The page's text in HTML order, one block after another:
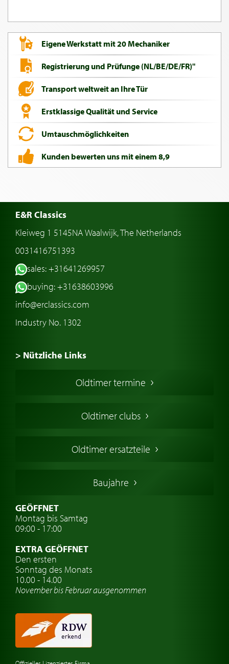
Eigene Werkstatt mit 20 Mechaniker
Registrierung und Prüfunge (NL/BE/DE/FR)"
Transport weltweit an Ihre Tür
Erstklassige Qualität und Service
Umtauschmöglichkeiten
Kunden bewerten uns mit einem 8,9
E&R Classics
Kleiweg 1 5145NA Waalwijk, The Netherlands
0031416751393
sales: +31641269957
buying: +31638603996
info@erclassics.com
Industry No. 1302
> Nützliche Links
Oldtimers in Europa
Englische Oldtimer
Deutsche Oldtimer
Schwedische Oldtimer
Oldtimer mit h-kennzeichen
Auto Oldtimer Markt
Oldtimer-Versicherung
Oldtimer-Clubs
Oldtimer-Reisen
Automarken uhren
Oldtimer termine
Oldtimer clubs
Oldtimer ersatzteile
Baujahre
GEÖFFNET
Montag bis Samtag
09:00 - 17:00
EXTRA GEÖFFNET
Den ersten
Sonntag des Monats
10.00 - 14.00
November bis Februar ausgenommen